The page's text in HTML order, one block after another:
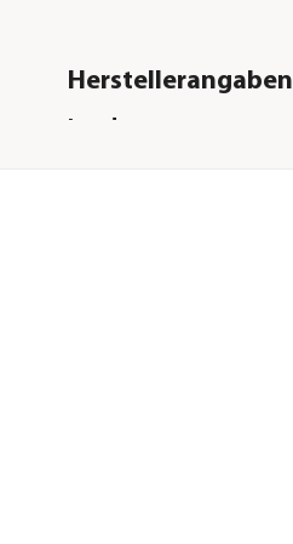
Herstellerangaben
Land